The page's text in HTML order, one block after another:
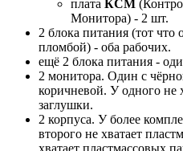
плата КСМ
Монитора) - 2 шт.
2 блока питания (тот
пломбой) - оба рабочих.
ещё 2 блока питания -
2 монитора. Один с
коричневой. У одного не
заглушки.
2 корпуса. У более
второго не хватает
хватает пластмассовых